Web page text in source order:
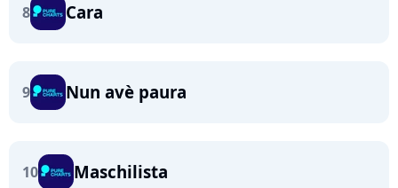
8 Cara
9 Nun avè paura
10 Maschilista